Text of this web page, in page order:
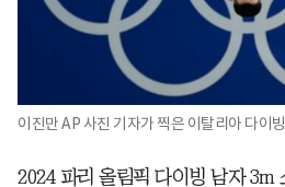
이진만 AP 사진 기자가 찍은 이탈리아 다이
2024 파리 올림픽 다이빙 남자 3m